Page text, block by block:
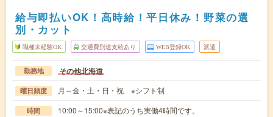
給与即払いOK！高時給！平日休み！野菜の選
別・カット
職種未経験OK 交通費別途支給あり WEB登録OK 派遣
勤務地 その他北海道
曜日頻度 月～金・土・日・祝 ※シフト制
時間 10:00～15:00※表記のうち実働4時間です。